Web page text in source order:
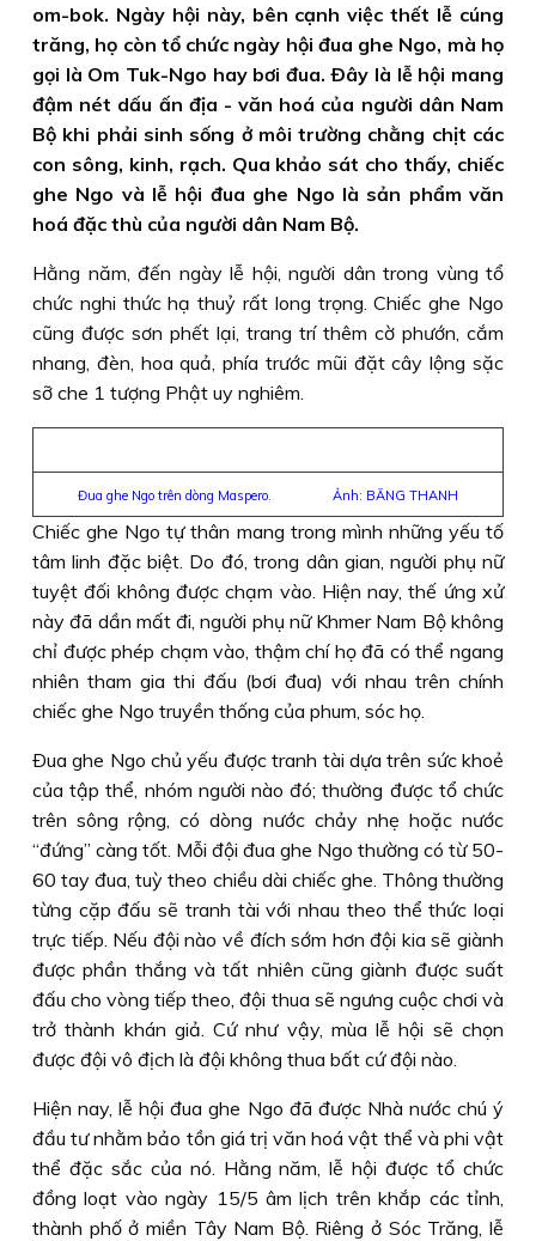
om-bok. Ngày hội này, bên cạnh việc thết lễ cúng
trăng, họ còn tổ chức ngày hội đua ghe Ngo, mà họ
gọi là Om Tuk-Ngo hay bơi đua. Ðây là lễ hội mang
đậm nét dấu ấn địa - văn hoá của người dân Nam
Bộ khi phải sinh sống ở môi trường chằng chịt các
con sông, kinh, rạch. Qua khảo sát cho thấy, chiếc
ghe Ngo và lễ hội đua ghe Ngo là sản phẩm văn
hoá đặc thù của người dân Nam Bộ.
Hằng năm, đến ngày lễ hội, người dân trong vùng tổ
chức nghi thức hạ thuỷ rất long trọng. Chiếc ghe Ngo
cũng được sơn phết lại, trang trí thêm cờ phướn, cắm
nhang, đèn, hoa quả, phía trước mũi đặt cây lộng sặc
sỡ che 1 tượng Phật uy nghiêm.
Đua ghe Ngo trên dòng Maspero. Ảnh: BĂNG THANH
Chiếc ghe Ngo tự thân mang trong mình những yếu tố
tâm linh đặc biệt. Do đó, trong dân gian, người phụ nữ
tuyệt đối không được chạm vào. Hiện nay, thế ứng xử
này đã dần mất đi, người phụ nữ Khmer Nam Bộ không
chỉ được phép chạm vào, thậm chí họ đã có thể ngang
nhiên tham gia thi đấu (bơi đua) với nhau trên chính
chiếc ghe Ngo truyền thống của phum, sóc họ.
Ðua ghe Ngo chủ yếu được tranh tài dựa trên sức khoẻ
của tập thể, nhóm người nào đó; thường được tổ chức
trên sông rộng, có dòng nước chảy nhẹ hoặc nước
“đứng” càng tốt. Mỗi đội đua ghe Ngo thường có từ 50-
60 tay đua, tuỳ theo chiều dài chiếc ghe. Thông thường
từng cặp đấu sẽ tranh tài với nhau theo thể thức loại
trực tiếp. Nếu đội nào về đích sớm hơn đội kia sẽ giành
được phần thắng và tất nhiên cũng giành được suất
đấu cho vòng tiếp theo, đội thua sẽ ngưng cuộc chơi và
trở thành khán giả. Cứ như vậy, mùa lễ hội sẽ chọn
được đội vô địch là đội không thua bất cứ đội nào.
Hiện nay, lễ hội đua ghe Ngo đã được Nhà nước chú ý
đầu tư nhằm bảo tồn giá trị văn hoá vật thể và phi vật
thể đặc sắc của nó. Hằng năm, lễ hội được tổ chức
đồng loạt vào ngày 15/5 âm lịch trên khắp các tỉnh,
thành phố ở miền Tây Nam Bộ. Riêng ở Sóc Trăng, lễ